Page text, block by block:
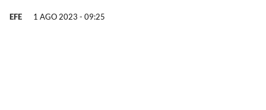
EFE 1 AGO 2023 - 09:25